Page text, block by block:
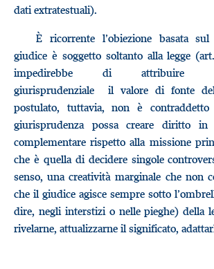
dati extratestuali).
È ricorrente l’obiezione basata
giudice è soggetto soltanto alla legge
impedirebbe di attribuire
giurisprudenziale il valore di fonte
postulato, tuttavia, non è
giurisprudenza possa creare diritto in
complementare rispetto alla missione
che è quella di decidere singole
senso, una creatività marginale che non
che il giudice agisce sempre sotto
dire, negli interstizi o nelle pieghe) della
rivelarne, attualizzarne il significato,